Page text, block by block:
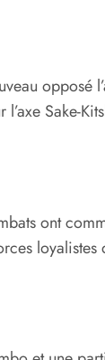
Sake-
ont